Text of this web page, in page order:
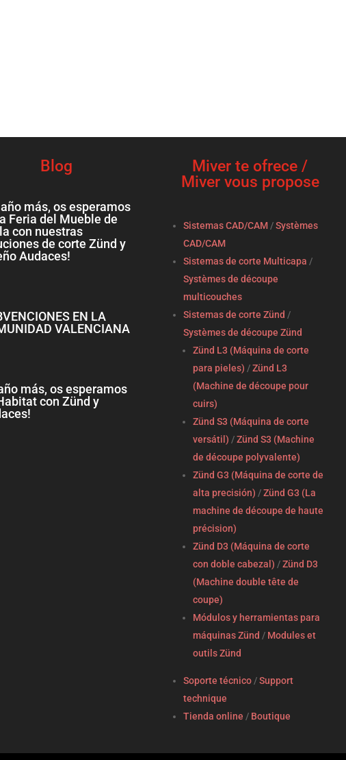
Blog
año más, os esperamos
Feria del Mueble de
con nuestras
de corte Zünd y
Audaces!
EN LA
VALENCIANA
más, os esperamos
con Zünd y
Miver te ofrece /
Miver vous propose
Sistemas CAD/CAM/Systèmes
CAD/CAM
Sistemas de corte Multicapa /
Systèmes de découpe
multicouches
Sistemas de corte Zünd /
Systèmes de découpe Zünd
Zünd L3 (Máquina de corte
para pieles) /Zünd L3
(Machine de découpe pour
cuirs)
Zünd S3 (Máquina de corte
versátil) /Zünd S3 (Machine
de découpe polyvalente)
Zünd G3 (Máquina de corte de
alta precisión) /Zünd G3 (La
machine de découpe de haute
précision)
Zünd D3 (Máquina de corte
con doble cabezal) /Zünd D3
(Machine double tête de
coupe)
Módulos y herramientas para
máquinas Zünd / Modules et
outils Zünd
Soporte técnico/Support
technique
Tienda online / Boutique